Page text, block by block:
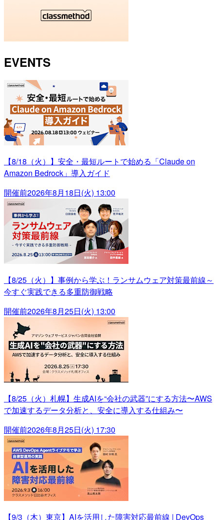
EVENTS
【8/18（火）】安全・最短ルートで始める「Claude on
Amazon Bedrock」導入ガイド
開催前2026年8月18日(火) 13:00
【8/25（火）】事例から学ぶ！ランサムウェア対策最前線～
今すぐ実践できる多重防御戦略
開催前2026年8月25日(火) 13:00
【8/25（火）札幌】生成AIを“会社の武器”にする方法〜AWS
で加速するデータ分析と、安全に導入する仕組み〜
開催前2026年8月25日(火) 17:30
【9/3（木）東京】AIを活用した障害対応最前線 | DevOps